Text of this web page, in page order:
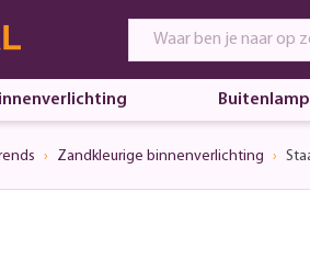
Zandkleurige binnenverlichting